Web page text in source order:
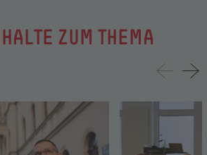
ZUM THEMA